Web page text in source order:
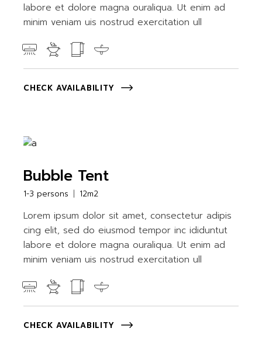
labore et dolore magna ouraliqua. Ut enim ad
minim veniam uis nostrud exercitation ull
CHECK AVAILABILITY
Bubble Tent
1-3 persons 12m2
Lorem ipsum dolor sit amet, consectetur adipis
cing elit, sed do eiusmod tempor inc ididuntut
labore et dolore magna ouraliqua. Ut enim ad
minim veniam uis nostrud exercitation ull
CHECK AVAILABILITY